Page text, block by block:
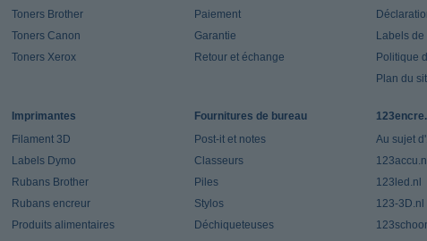
Toners Brother
Toners Canon
Toners Xerox
Paiement
Garantie
Retour et échange
Labels de
Politique
Plan du
Imprimantes
Filament 3D
Labels Dymo
Rubans Brother
Rubans encreur
Produits alimentaires
Fournitures de bureau
Post-it et notes
Classeurs
Piles
Stylos
Déchiqueteuses
Au sujet
123accu.nl
123led.nl
123-3D.nl